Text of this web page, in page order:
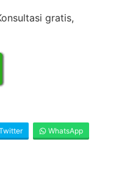
gratis,
WhatsApp